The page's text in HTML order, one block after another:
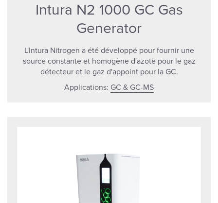
Intura N2 1000 GC Gas
Generator
L'Intura Nitrogen a été développé pour fournir une
source constante et homogène d'azote pour le gaz
détecteur et le gaz d'appoint pour la GC.
Applications: GC & GC-MS